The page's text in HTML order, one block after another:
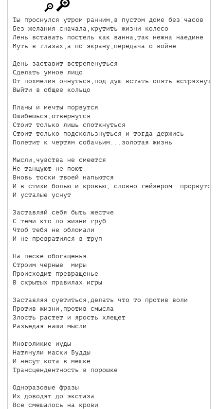
Ты проснулся утром ранним,в пустом доме без часов
Без желания сначала,крутить жизни колесо
Лень вставать постель как ванна,так нежна наедине
Муть в глазах,а по экрану,передача о войне
День заставит встрепенуться
Сделать умное лицо
От похмелия очнуться,под душ встать опять
Выйти в общее кольцо
Планы и мечты порвутся
Ошибешься,отвернутся
Стоит только лишь споткнуться
Стоит только подскользнуться и тогда держись
Полетит к чертям собачьим...золотая жизнь
Мысли,чувства не смеются
Не танцуют не поют
Вновь тоски твоей напьются
И в стихи болью и кровью, словно гейзером  прорвутся
И усталые уснут
Заставляй себя быть жестче
С теми кто по жизни груб
Чтоб тебя не обломали
И не превратился в труп
На песке обогащенья
Строим черные  миры
Происходит превращенье
В скрытых правилах игры
Заставляя суетиться,делать что то против воли
Против жизни,против смысла
Злость растет и ярость хлещет
Разъедая наши мысли
Многоликие иуды
Натянули маски Будды
И несут кота в мешке
Трансцендентность в порошке
Одноразовые фразы
Их доводят до экстаза
Все смешалось на крови